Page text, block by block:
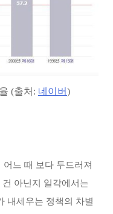
(출처: 네이버)
느 때 보다 두드러져
아닌지 일각에서는
내세우는 정책의 차별